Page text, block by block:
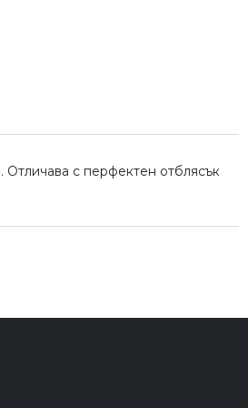
Отличава с перфектен отблясък